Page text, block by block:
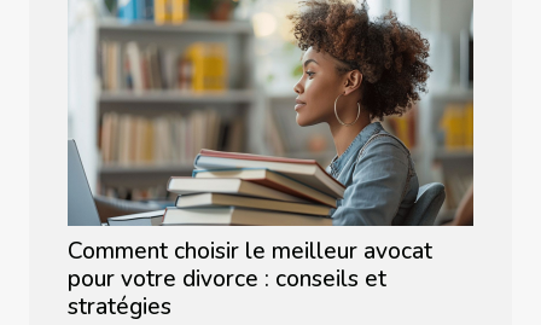
Comment choisir le meilleur avocat
pour votre divorce : conseils et
stratégies